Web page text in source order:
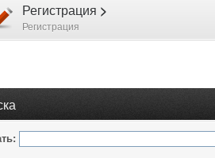
Регистрация >
Регистрация